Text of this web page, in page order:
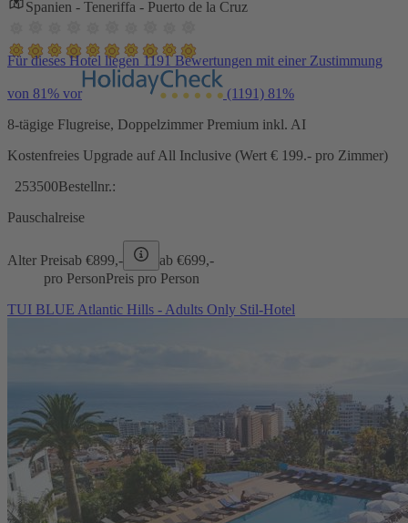
Spanien - Teneriffa - Puerto de la Cruz
Für dieses Hotel liegen 1191 Bewertungen mit einer Zustimmung
von 81% vor (1191) 81%
8-tägige Flugreise, Doppelzimmer Premium inkl. AI
Kostenfreies Upgrade auf All Inclusive (Wert € 199.- pro Zimmer)
253500Bestellnr.:
Pauschalreise
Alter Preisab €899,- ab €699,-
pro PersonPreis pro Person
TUI BLUE Atlantic Hills - Adults Only Stil-Hotel